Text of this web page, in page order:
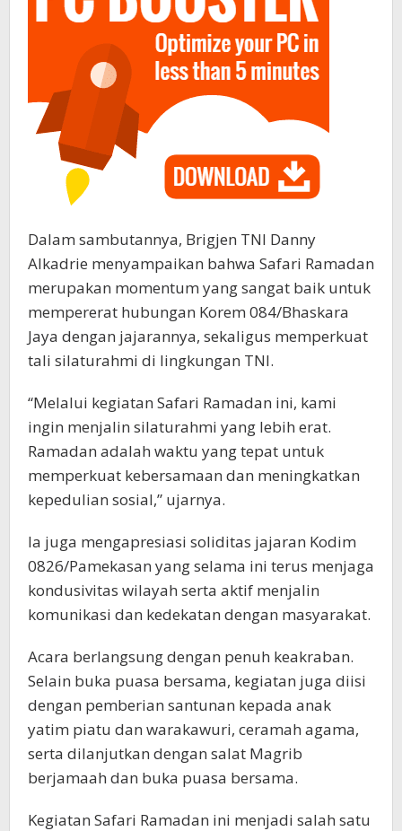
Dalam sambutannya, Brigjen TNI Danny
Alkadrie menyampaikan bahwa Safari Ramadan
merupakan momentum yang sangat baik untuk
mempererat hubungan Korem 084/Bhaskara
Jaya dengan jajarannya, sekaligus memperkuat
tali silaturahmi di lingkungan TNI.
“Melalui kegiatan Safari Ramadan ini, kami
ingin menjalin silaturahmi yang lebih erat.
Ramadan adalah waktu yang tepat untuk
memperkuat kebersamaan dan meningkatkan
kepedulian sosial,” ujarnya.
Ia juga mengapresiasi soliditas jajaran Kodim
0826/Pamekasan yang selama ini terus menjaga
kondusivitas wilayah serta aktif menjalin
komunikasi dan kedekatan dengan masyarakat.
Acara berlangsung dengan penuh keakraban.
Selain buka puasa bersama, kegiatan juga diisi
dengan pemberian santunan kepada anak
yatim piatu dan warakawuri, ceramah agama,
serta dilanjutkan dengan salat Magrib
berjamaah dan buka puasa bersama.
Kegiatan Safari Ramadan ini menjadi salah satu